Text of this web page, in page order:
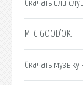
Скачать или
МТС GOOD'OK.
Скачать